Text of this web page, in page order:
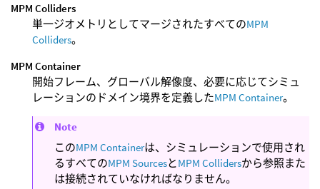
MPM Colliders
単一ジオメトリとしてマージされたすべてのMPM
Colliders。
MPM Container
開始フレーム、グローバル解像度、必要に応じてシミュ
レーションのドメイン境界を定義したMPM Container。
Note
このMPM Containerは、シミュレーションで使用され
るすべてのMPM SourcesとMPM Collidersから参照また
は接続されていなければなりません。